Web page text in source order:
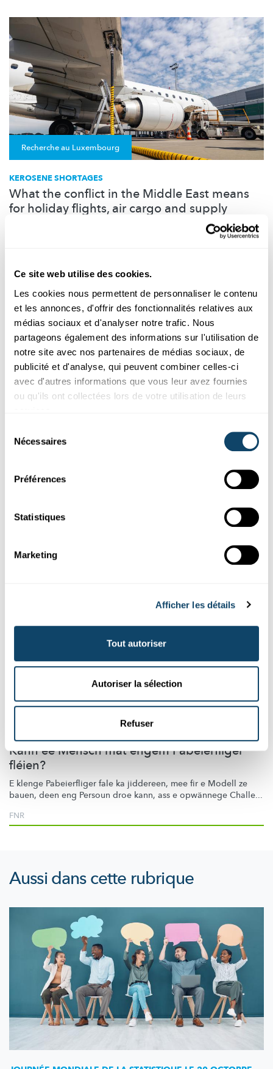
Ce site web utilise des cookies.
Les cookies nous permettent de personnaliser le contenu
et les annonces, d'offrir des fonctionnalités relatives aux
médias sociaux et d'analyser notre trafic. Nous
partageons également des informations sur l'utilisation de
notre site avec nos partenaires de médias sociaux, de
publicité et d'analyse, qui peuvent combiner celles-ci
avec d'autres informations que vous leur avez fournies
ou qu'ils ont collectées lors de votre utilisation de leurs
Nécessaires
Préférences
Statistiques
Marketing
Afficher les détails
Tout autoriser
Autoriser la sélection
Refuser
Recherche au Luxembourg
KEROSENE SHORTAGES
What the conflict in the Middle East means
for holiday flights, air cargo and supply
Is kerosene at risk of running short? Benny Mantin, Professor of
University of Luxembourg
Bleift Waasser am Eemer wann de Fliger op
Eng spektakulär Variatioun vum éischten Experiment, dat de Mr
Science als Kand gemaach huet.
Mr Science
Kann ee Mënsch mat engem Pabeierfliger
fléien?
E klenge Pabeierfliger fale ka jiddereen, mee fir e Modell ze
bauen, deen eng Persoun droe kann, ass e opwännege Challe...
FNR
Aussi dans cette rubrique